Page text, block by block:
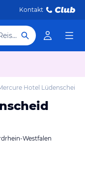
Kontakt
Hotel, Reiseziel
Hotel Lüdenscheid
Westfalen